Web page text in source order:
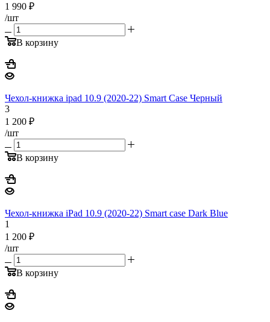
1 990 ₽
/шт
В корзину
Чехол-книжка ipad 10.9 (2020-22) Smart Case Черный
3
1 200 ₽
/шт
В корзину
Чехол-книжка iPad 10.9 (2020-22) Smart case Dark Blue
1
1 200 ₽
/шт
В корзину